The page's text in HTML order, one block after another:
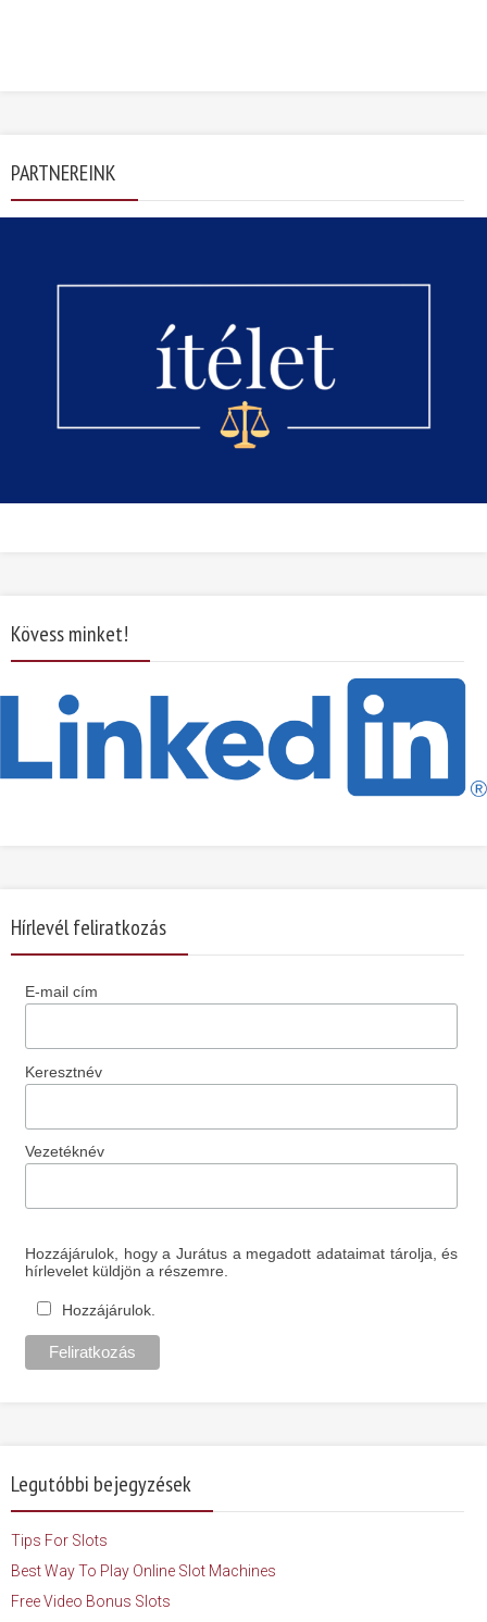
PARTNEREINK
Kövess minket!
Hírlevél feliratkozás
E-mail cím
Keresztnév
Vezetéknév
Hozzájárulok, hogy a Jurátus a megadott adataimat tárolja, és
hírlevelet küldjön a részemre.
Hozzájárulok.
Legutóbbi bejegyzések
Tips For Slots
Best Way To Play Online Slot Machines
Free Video Bonus Slots